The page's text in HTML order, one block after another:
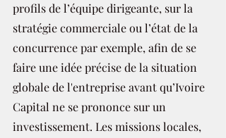
profils de l’équipe dirigeante, sur la
stratégie commerciale ou l’état de la
concurrence par exemple, afin de se
faire une idée précise de la situation
globale de l'entreprise avant qu’Ivoire
Capital ne se prononce sur un
investissement. Les missions locales,